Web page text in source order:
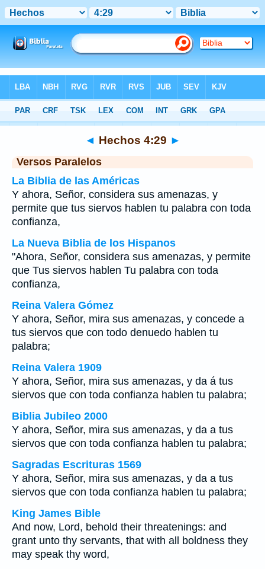
>Hechos Capítulo 4 > Verso 29
◄ Hechos 4:29 ►
Versos Paralelos
La Biblia de las Américas
Y ahora, Señor, considera sus amenazas, y
permite que tus siervos hablen tu palabra con toda
confianza,
La Nueva Biblia de los Hispanos
"Ahora, Señor, considera sus amenazas, y permite
que Tus siervos hablen Tu palabra con toda
confianza,
Reina Valera Gómez
Y ahora, Señor, mira sus amenazas, y concede a
tus siervos que con todo denuedo hablen tu
palabra;
Reina Valera 1909
Y ahora, Señor, mira sus amenazas, y da á tus
siervos que con toda confianza hablen tu palabra;
Biblia Jubileo 2000
Y ahora, Señor, mira sus amenazas, y da a tus
siervos que con toda confianza hablen tu palabra;
Sagradas Escrituras 1569
Y ahora, Señor, mira sus amenazas, y da a tus
siervos que con toda confianza hablen tu palabra;
King James Bible
And now, Lord, behold their threatenings: and
grant unto thy servants, that with all boldness they
may speak thy word,